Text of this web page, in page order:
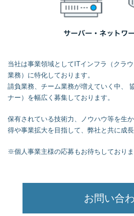
当社は事業領域としてITインフラ（クラ
業務）に特化しております。
請負業務、チーム業務が増えていく中、
ナー）を幅広く募集しております。
保有されている技術力、ノウハウ等を生か
得や事業拡大を目指して、弊社と共に成
※個人事業主様の応募もお待ちしておりま
お問い合